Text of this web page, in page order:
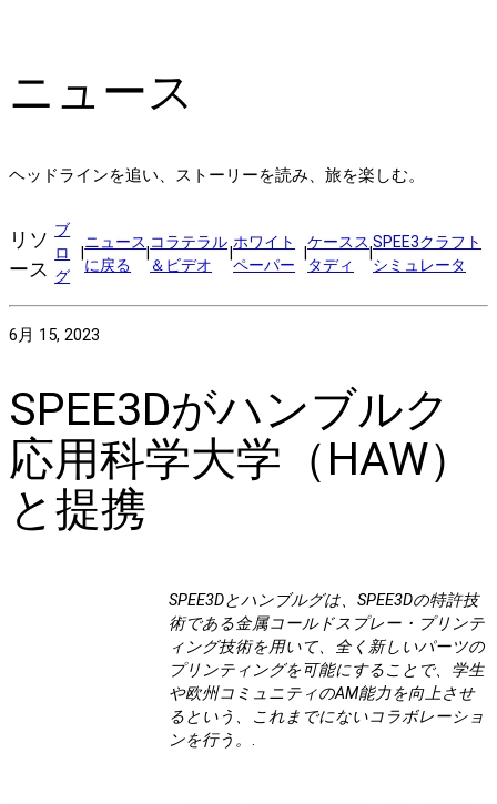
ニュース
ヘッドラインを追い、ストーリーを読み、旅を楽しむ。
リソ
ース
ブ
ロ
グ
|
ニュース
に戻る
|
コラテラル
＆ビデオ
|
ホワイト
ペーパー
|
ケースス
タディ
|
SPEE3クラフト
シミュレータ
6月 15, 2023
SPEE3Dがハンブルク
応用科学大学（HAW）
と提携
SPEE3Dとハンブルグは、SPEE3Dの特許技
術である金属コールドスプレー・プリンテ
ィング技術を用いて、全く新しいパーツの
プリンティングを可能にすることで、学生
や欧州コミュニティのAM能力を向上させ
るという、これまでにないコラボレーショ
ンを行う。 .